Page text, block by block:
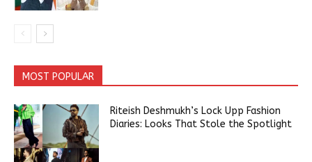
MOST POPULAR
Riteish Deshmukh’s Lock Upp Fashion
Diaries: Looks That Stole the Spotlight